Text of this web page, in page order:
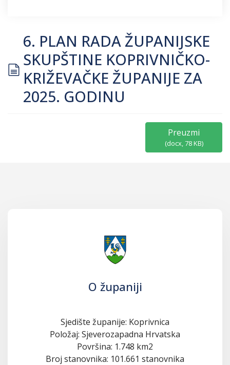
document
6. PLAN RADA ŽUPANIJSKE
SKUPŠTINE KOPRIVNIČKO-
KRIŽEVAČKE ŽUPANIJE ZA
2025. GODINU
Preuzmi
(docx,78 KB)
O županiji
Sjedište županije: Koprivnica
Položaj: Sjeverozapadna Hrvatska
Površina: 1.748 km2
Broj stanovnika: 101.661 stanovnika